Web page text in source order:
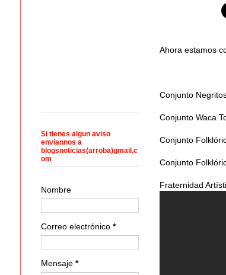
Ahora estamos
Conjunto
Conjunto Waca
Conjunto
Conjunto
Fraternidad
Si tienes algun aviso
enviannos a
blogsnoticias(arroba)gmail.c
om
Nombre
Correo electrónico *
Mensaje *